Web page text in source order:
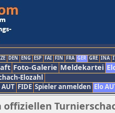
DEN ENG ESP FAI FIN FRA GER GRE INA
Foto-Galerie Meldekartei
Elozahl
FIDE Spieler anmelden Elo